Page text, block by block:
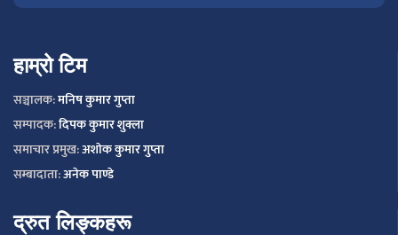
हाम्रो टिम
सञ्चालक:मनिष कुमार गुप्ता
सम्पादक:दिपक कुमार शुक्ला
समाचार प्रमुख:अशाेक कुमार गुप्ता
सम्बादाता:अनेक पाण्डे
द्रुत लिङ्कहरू